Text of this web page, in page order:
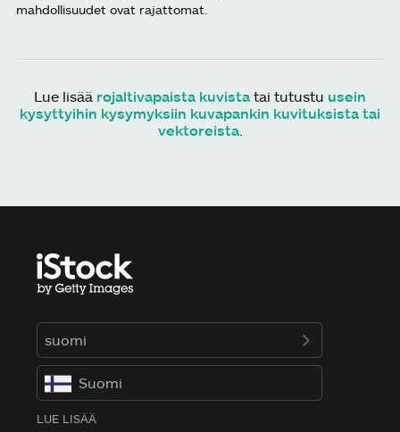
mahdollisuudet ovat rajattomat.
Lue lisää rojaltivapaista kuvista tai tutustu usein
kysyttyihin kysymyksiin kuvapankin kuvituksista tai
vektoreista.
suomi
Suomi
LUE LISÄÄ